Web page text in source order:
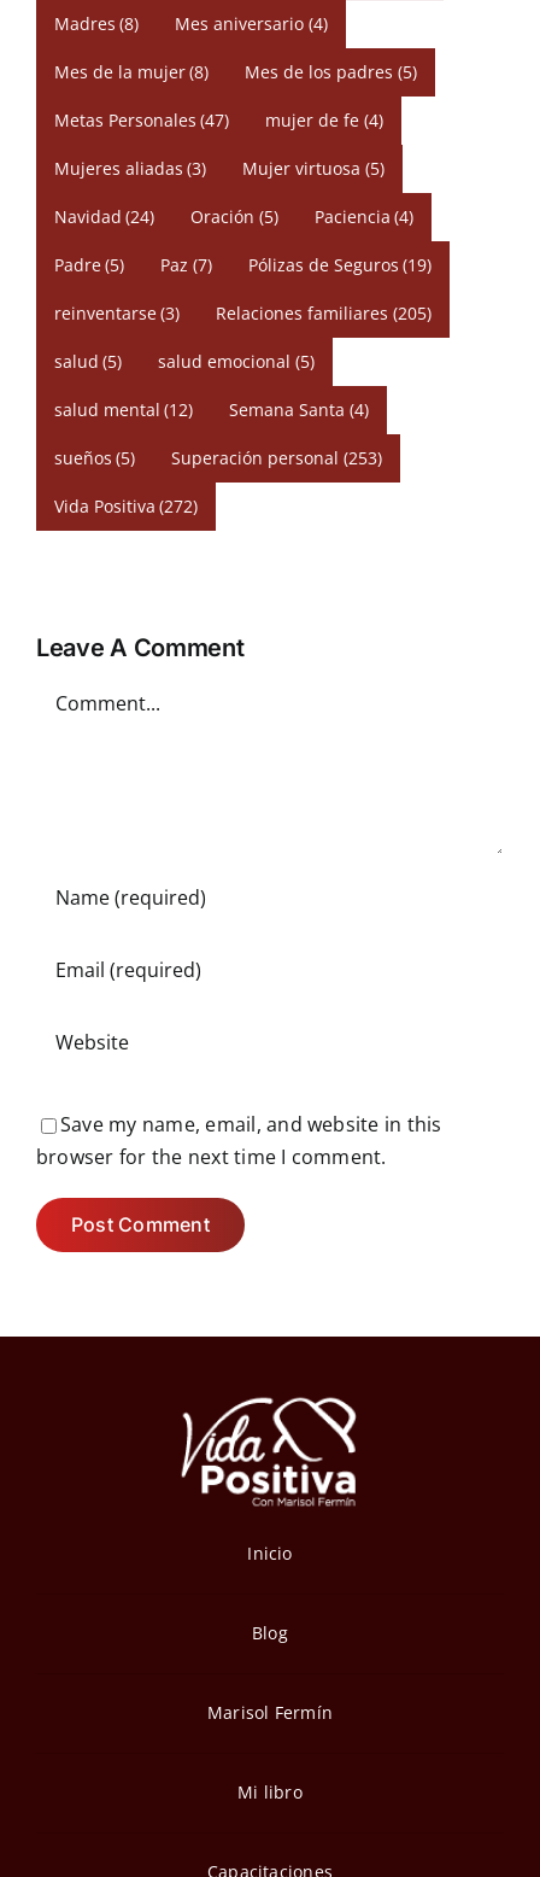
Madres (8) Mes aniversario (4)
Mes de la mujer(8) Mes de los padres (5)
Metas Personales (47) mujer de fe (4)
Mujeres aliadas (3) Mujer virtuosa (5)
Navidad (24) Oración (5) Paciencia (4)
Padre(5) Paz (7) Pólizas de Seguros (19)
reinventarse(3) Relaciones familiares (205)
salud (5) salud emocional (5)
salud mental (12) Semana Santa (4)
sueños (5) Superación personal (253)
Vida Positiva (272)
Leave A Comment
Save my name, email, and website in this
browser for the next time I comment.
Inicio
Blog
Marisol Fermín
Mi libro
Capacitaciones